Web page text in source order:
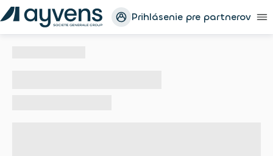
Prihlásenie pre partnerov